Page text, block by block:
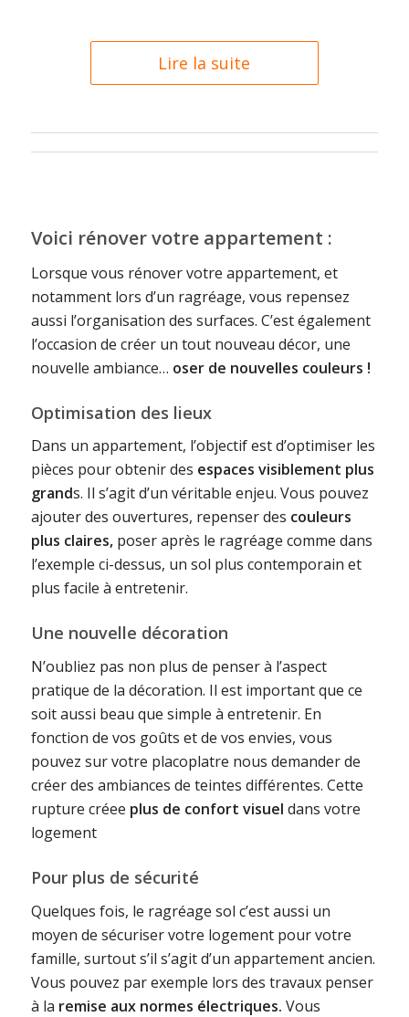
Lire la suite
Voici rénover votre appartement :
Lorsque vous rénover votre appartement, et
notamment lors d’un ragréage, vous repensez
aussi l’organisation des surfaces. C’est également
l’occasion de créer un tout nouveau décor, une
nouvelle ambiance… oser de nouvelles couleurs !
Optimisation des lieux
Dans un appartement, l’objectif est d’optimiser les
pièces pour obtenir des espaces visiblement plus
grands. Il s’agit d’un véritable enjeu. Vous pouvez
ajouter des ouvertures, repenser des couleurs
plus claires,poser après le ragréage comme dans
l’exemple ci-dessus, un sol plus contemporain et
plus facile à entretenir.
Une nouvelle décoration
N’oubliez pas non plus de penser à l’aspect
pratique de la décoration. Il est important que ce
soit aussi beau que simple à entretenir. En
fonction de vos goûts et de vos envies, vous
pouvez sur votre placoplatre nous demander de
créer des ambiances de teintes différentes. Cette
rupture créee plus de confort visuel dans votre
logement
Pour plus de sécurité
Quelques fois, le ragréage sol c’est aussi un
moyen de sécuriser votre logement pour votre
famille, surtout s’il s’agit d’un appartement ancien.
Vous pouvez par exemple lors des travaux penser
à la remise aux normes électriques. Vous